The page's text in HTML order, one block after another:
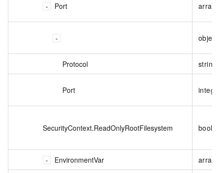
Port
object
Protocol string
Port
SecurityContext.ReadOnlyRootFilesystem
EnvironmentVar